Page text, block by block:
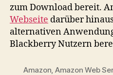
zum Download bereit.
Webseite darüber
alternativen
Blackberry Nutzern
Amazon Amazon Web